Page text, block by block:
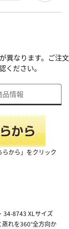
異なります。ご注文
ください。
品情報
から」をクリック
34-8743 XLサイズ
れを360°全方向か